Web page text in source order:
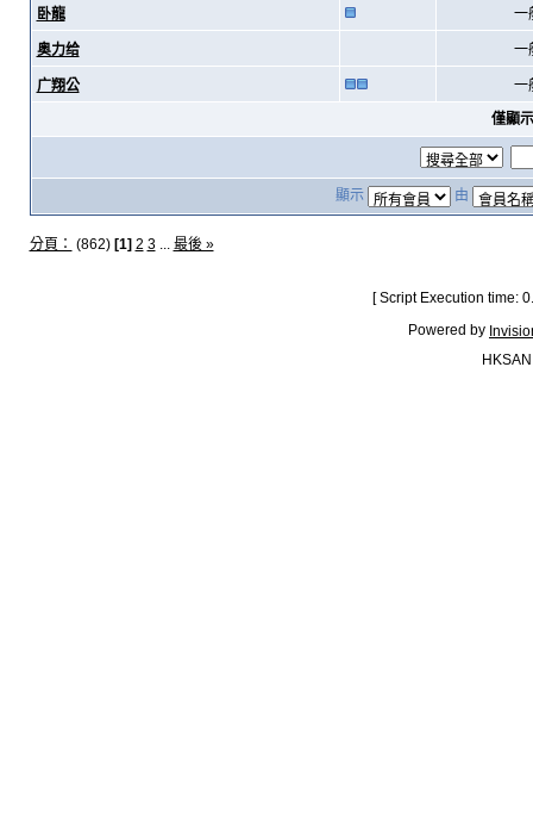
卧龍 一
奥力给 一
广翔公
一
僅顯
顯示 由
分頁： (862) [1] 2 3... 最後 »
[ Script Execution time:
Powered by